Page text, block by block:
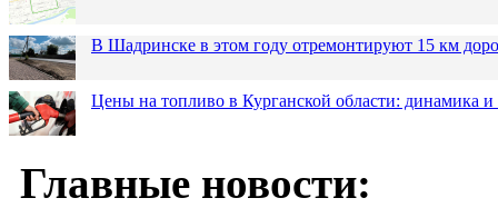
В Шадринске в этом году отремонтируют 15 км
Цены на топливо в Курганской области: динамика и
Главные новости: